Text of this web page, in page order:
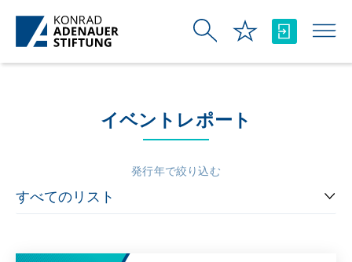
メインコンテンツにスキップ
イベントレポート
発行年で絞り込む